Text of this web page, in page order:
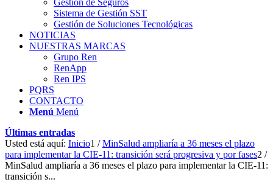
Gestión de Seguros
Sistema de Gestión SST
Gestión de Soluciones Tecnológicas
NOTICIAS
NUESTRAS MARCAS
Grupo Ren
RenApp
Ren IPS
PQRS
CONTACTO
Menú Menú
Últimas entradas
Usted está aquí: Inicio1 / MinSalud ampliaría a 36 meses el plazo
para implementar la CIE-11: transición será progresiva y por fases2 /
MinSalud ampliaría a 36 meses el plazo para implementar la CIE-11:
transición s...